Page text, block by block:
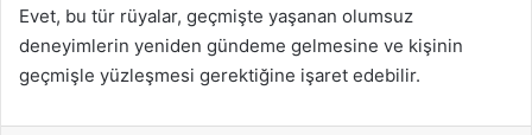
Evet, bu tür rüyalar, geçmişte yaşanan olumsuz
deneyimlerin yeniden gündeme gelmesine ve kişinin
geçmişle yüzleşmesi gerektiğine işaret edebilir.